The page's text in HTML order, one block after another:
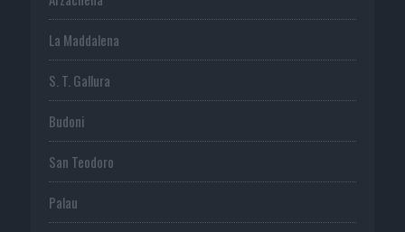
La Maddalena
S. T. Gallura
Budoni
San Teodoro
Palau